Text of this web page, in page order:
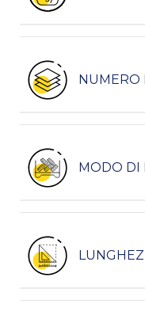
NUMERO
MODO DI